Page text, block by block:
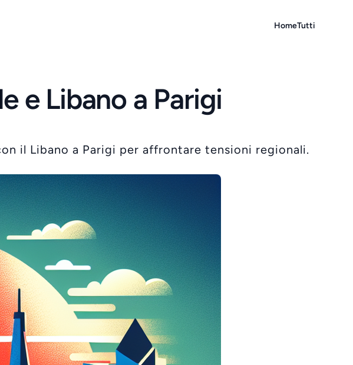
HomeTutti
e Libano a Parigi
il Libano a Parigi per affrontare tensioni regionali.